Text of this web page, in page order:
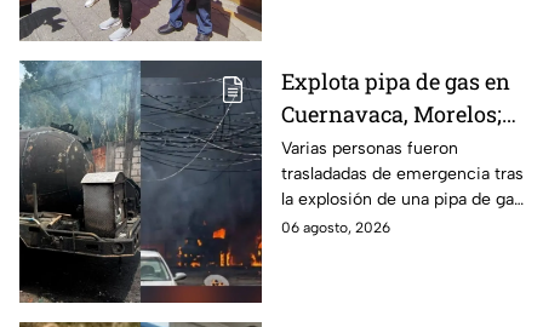
Explota pipa de gas en
Cuernavaca, Morelos;
se reportan más de 20
personas con
quemaduras
Varias personas fueron
trasladadas de emergencia tras
la explosión de una pipa de gas
cerca de la colonia Las
06 agosto, 2026